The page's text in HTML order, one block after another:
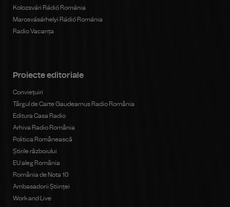
Kolozsvári Rádió Románia
Marosvásárhelyi Rádió Románia
Radio Vacanța
Proiecte editoriale
Conviețuiri
Târgul de Carte Gaudeamus Radio România
Editura Casa Radio
Arhiva Radio România
Politica Românească
Știrile războiului
EU aleg România
România de Nota 10
Ambasadorii Științei
Work and Live